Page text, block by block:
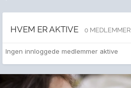
HVEM ER AKTIVE 0 MEDLEMMER
Ingen innloggede medlemmer aktive